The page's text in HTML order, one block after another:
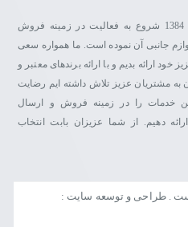
فروشگاه اینترنتی تکتازشاپ از سال 1384 شروع به فعالیت در زمینه فروش
جانبی آن نموده است. ما همواره سعی
ارائه بدیم و با ارائه برندهای معتبر و
مشتریان عزیز تلاش داشته ایم رضایت
خدمات را در زمینه فروش و ارسال
دهیم. از شما عزیزان بابت انتخاب
. طراحی و توسعه سایت :